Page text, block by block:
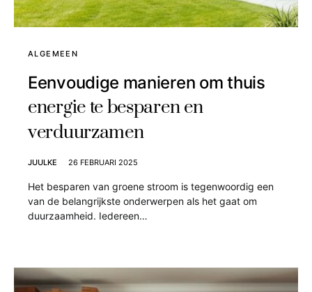
ALGEMEEN
Eenvoudige manieren om thuis
energie te besparen en
verduurzamen
JUULKE 26 FEBRUARI 2025
Het besparen van groene stroom is tegenwoordig een
van de belangrijkste onderwerpen als het gaat om
duurzaamheid. Iedereen…